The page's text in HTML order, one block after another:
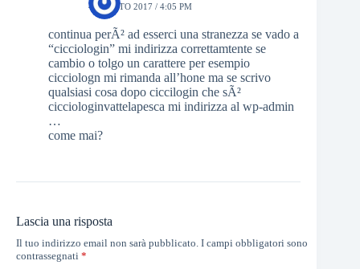
4 AGOSTO 2017 / 4:05 PM
continua perÃ² ad esserci una stranezza se vado a
“cicciologin” mi indirizza correttamtente se
cambio o tolgo un carattere per esempio
cicciologn mi rimanda all’hone ma se scrivo
qualsiasi cosa dopo ciccilogin che sÃ²
cicciologinvattelapesca mi indirizza al wp-admin
…
come mai?
Lascia una risposta
Il tuo indirizzo email non sarà pubblicato. I campi obbligatori sono
contrassegnati *